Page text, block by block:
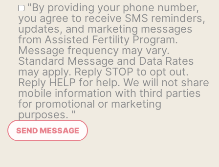
"By providing your phone number,
you agree to receive SMS reminders,
updates, and marketing messages
from Assisted Fertility Program.
Message frequency may vary.
Standard Message and Data Rates
may apply. Reply STOP to opt out.
Reply HELP for help. We will not share
mobile information with third parties
for promotional or marketing
purposes. "